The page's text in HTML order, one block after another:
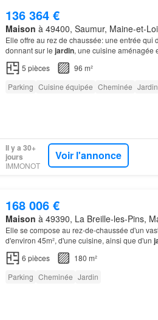
136 364 €
Maison à 49400, Saumur, Maine-et-
Elle offre au rez de chaussée: une entrée
donnant sur le jardin, une cuisine aménagée
5 pièces
96 m²
Parking Cuisine équipée Cheminée Jardin
Il y a 30+
jours
IMMONOT
Voir l'annonce
168 006 €
Maison à 49390, La Breille-les-Pins,
Elle se compose au rez-de-chaussée d'un
d'environ 45m², d'une cuisine, ainsi que d'un
6 pièces
180 m²
Parking Cheminée Jardin